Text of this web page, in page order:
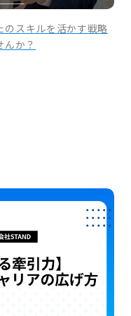
のスキルを活かす戦略
か？